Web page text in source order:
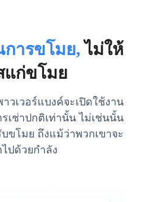
การขโมย,ไม่ให้
แก่ขโมย
วเวอร์แบงค์จะเปิดใช้งาน
รเช่าปกติเท่านั้น ไม่เช่นนั้น
ขโมย ถึงแม้ว่าพวกเขาจะ
ไปด้วยกำลัง